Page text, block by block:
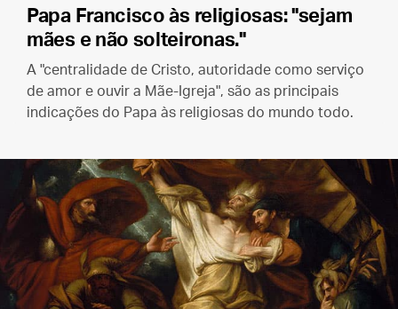
Papa Francisco às religiosas: "sejam
mães e não solteironas."
A "centralidade de Cristo, autoridade como serviço
de amor e ouvir a Mãe-Igreja", são as principais
indicações do Papa às religiosas do mundo todo.